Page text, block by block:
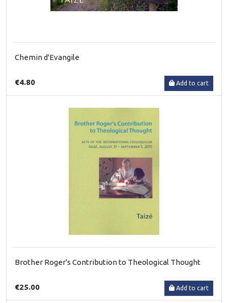
Chemin d'Evangile
€4.80 Add to cart
Brother Roger's Contribution to Theological Thought
€25.00 Add to cart